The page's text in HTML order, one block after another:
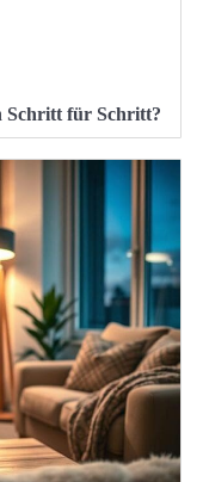
Schritt für Schritt?